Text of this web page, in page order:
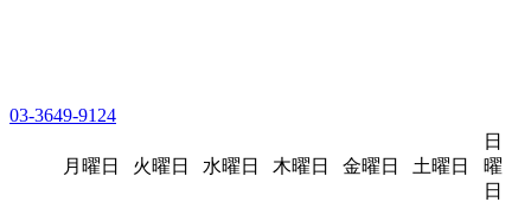
03-3649-9124
月曜日 火曜日 水曜日 木曜日 金曜日 土曜日
日
曜
日